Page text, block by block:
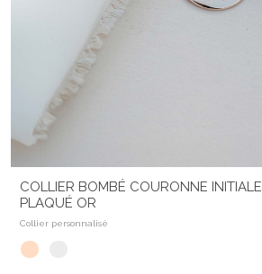
COLLIER BOMBÉ COURONNE INITIALE
PLAQUÉ OR
Collier personnalisé